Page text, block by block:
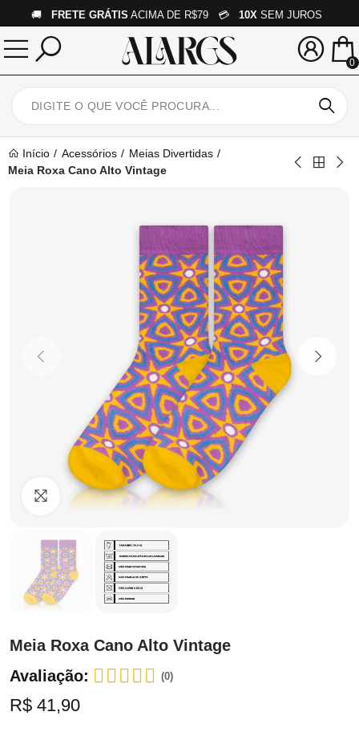
🚚 FRETE GRÁTIS ACIMA DE R$79 💳 10X SEM JUROS
0
Início Acessórios
Meias Divertidas
Meia Roxa Cano Alto Vintage
Clique para ampliar
Meia Roxa Cano Alto Vintage
Avaliação:
(0)
R$ 41,90